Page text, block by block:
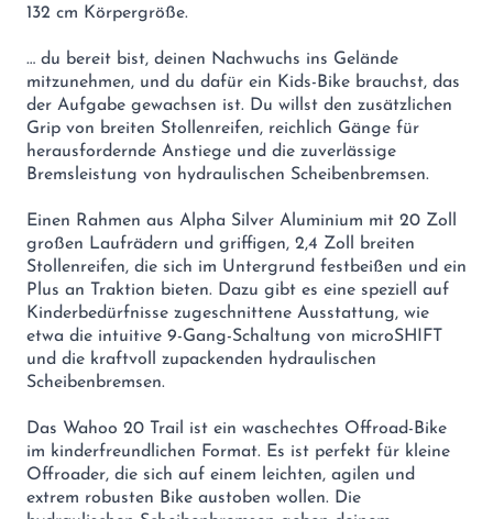
132 cm Körpergröße.
… du bereit bist, deinen Nachwuchs ins Gelände
mitzunehmen, und du dafür ein Kids-Bike brauchst, das
der Aufgabe gewachsen ist. Du willst den zusätzlichen
Grip von breiten Stollenreifen, reichlich Gänge für
herausfordernde Anstiege und die zuverlässige
Bremsleistung von hydraulischen Scheibenbremsen.
Einen Rahmen aus Alpha Silver Aluminium mit 20 Zoll
großen Laufrädern und griffigen, 2,4 Zoll breiten
Stollenreifen, die sich im Untergrund festbeißen und ein
Plus an Traktion bieten. Dazu gibt es eine speziell auf
Kinderbedürfnisse zugeschnittene Ausstattung, wie
etwa die intuitive 9-Gang-Schaltung von microSHIFT
und die kraftvoll zupackenden hydraulischen
Scheibenbremsen.
Das Wahoo 20 Trail ist ein waschechtes Offroad-Bike
im kinderfreundlichen Format. Es ist perfekt für kleine
Offroader, die sich auf einem leichten, agilen und
extrem robusten Bike austoben wollen. Die